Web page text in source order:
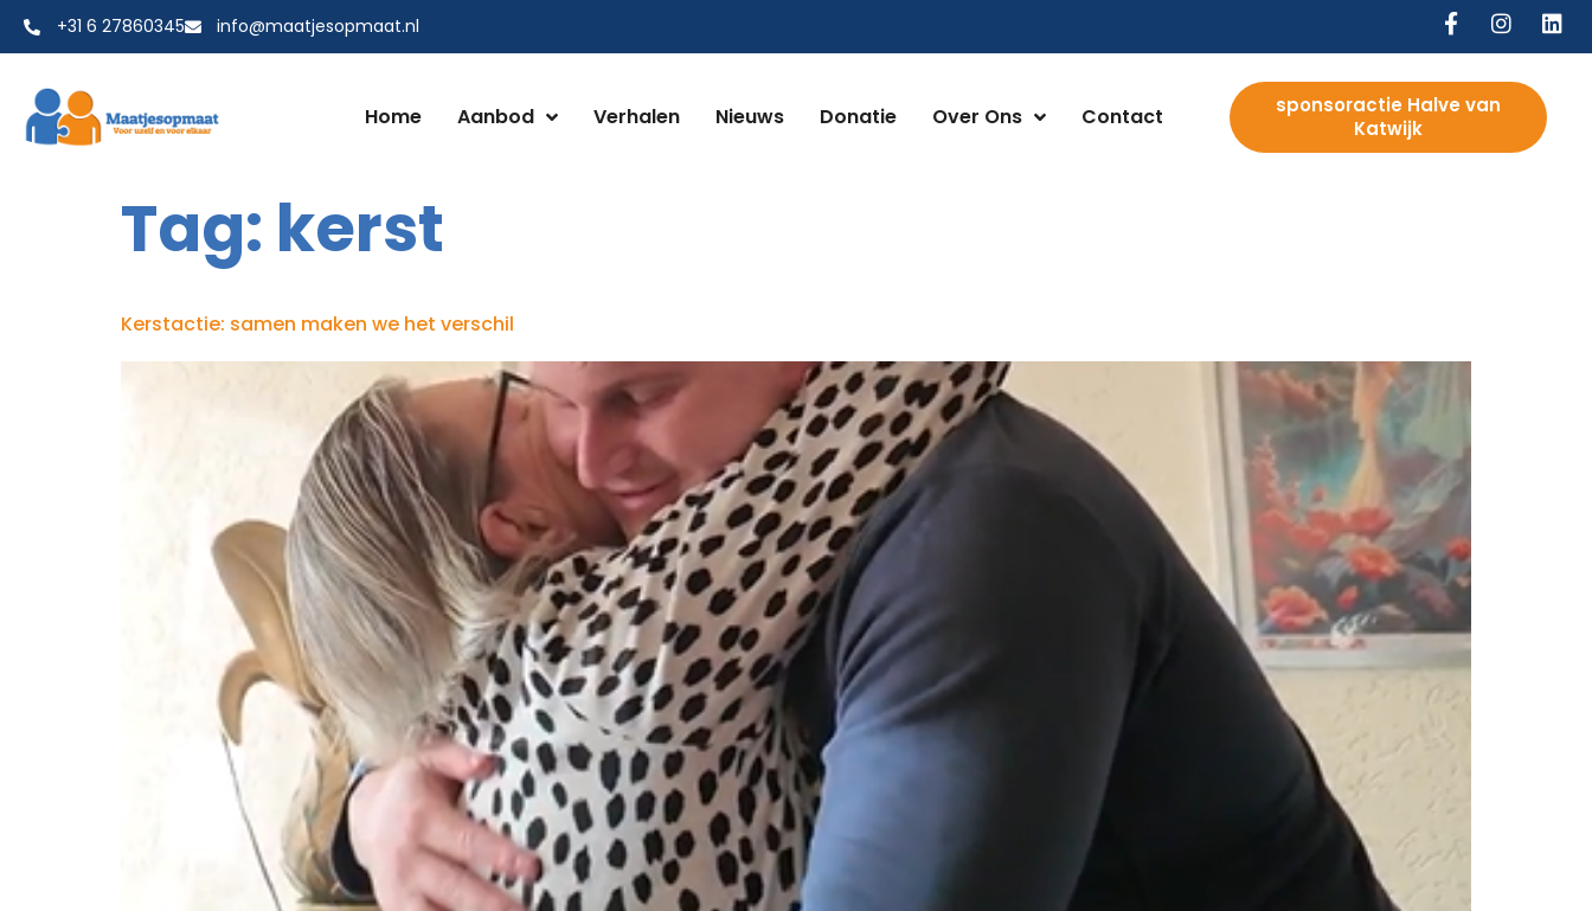
+31 6 27860345 info@maatjesopmaat.nl
Home Aanbod Verhalen Nieuws Donatie Over Ons Contact
sponsoractie Halve van
Katwijk
Tag: kerst
Kerstactie: samen maken we het verschil